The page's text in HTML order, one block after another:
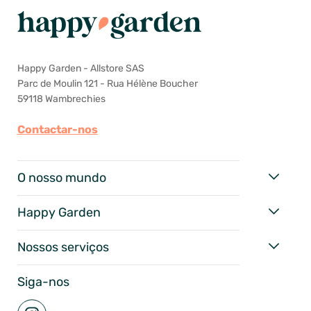
Happy Garden - Allstore SAS
Parc de Moulin 121 - Rua Hélène Boucher
59118 Wambrechies
Contactar-nos
O nosso mundo
Happy Garden
Nossos serviços
Siga-nos